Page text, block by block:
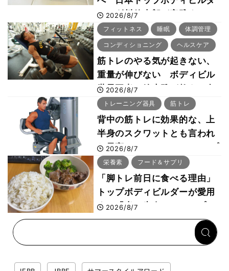
ー・刈川啓志郎が実践する
「回復習慣」
2026/8/7
フィットネス 睡眠 体調管理
コンディショニング ヘルスケア
筋トレのやる気が起きない、
重量が伸びない ボディビル
世界王者・鈴木雅が教える食
事・睡眠・呼吸の整え方
2026/8/7
トレーニング器具 筋トレ
背中の筋トレに効果的な、上
半身のスクワットとも言われ
た最高マシン“ノーチラス・プ
ルオーバーマシン”とは？
2026/8/7
栄養素 フード＆サプリ
「脚トレ前日に食べる理由」
トップボディビルダーが愛用
する「米＋牛肉」のシンプル
回復メシとは？
2026/8/7